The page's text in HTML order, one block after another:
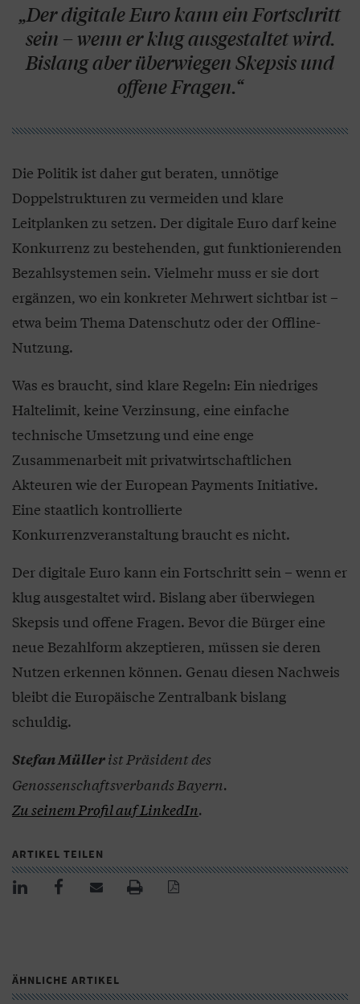
„Der digitale Euro kann ein Fortschritt
sein – wenn er klug ausgestaltet wird.
Bislang aber überwiegen Skepsis und
offene Fragen.“
Die Politik ist daher gut beraten, unnötige
Doppelstrukturen zu vermeiden und klare
Leitplanken zu setzen. Der digitale Euro darf keine
Konkurrenz zu bestehenden, gut funktionierenden
Bezahlsystemen sein. Vielmehr muss er sie dort
ergänzen, wo ein konkreter Mehrwert sichtbar ist –
etwa beim Thema Datenschutz oder der Offline-
Nutzung.
Was es braucht, sind klare Regeln: Ein niedriges
Haltelimit, keine Verzinsung, eine einfache
technische Umsetzung und eine enge
Zusammenarbeit mit privatwirtschaftlichen
Akteuren wie der European Payments Initiative.
Eine staatlich kontrollierte
Konkurrenzveranstaltung braucht es nicht.
Der digitale Euro kann ein Fortschritt sein – wenn er
klug ausgestaltet wird. Bislang aber überwiegen
Skepsis und offene Fragen. Bevor die Bürger eine
neue Bezahlform akzeptieren, müssen sie deren
Nutzen erkennen können. Genau diesen Nachweis
bleibt die Europäische Zentralbank bislang
schuldig.
Stefan Müllerist Präsident des
Genossenschaftsverbands Bayern.
Zu seinem Profil auf LinkedIn.
ARTIKEL TEILEN
ÄHNLICHE ARTIKEL